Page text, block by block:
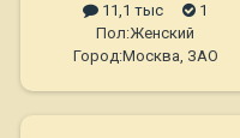
11,1 тыс
1
Пол:Женский
Город:Москва, ЗАО